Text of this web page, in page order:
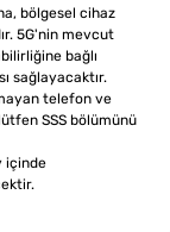
bölgesel cihaz
5G'nin mevcut
bağlı
sağlayacaktır.
telefon ve
SSS bölümünü
içinde